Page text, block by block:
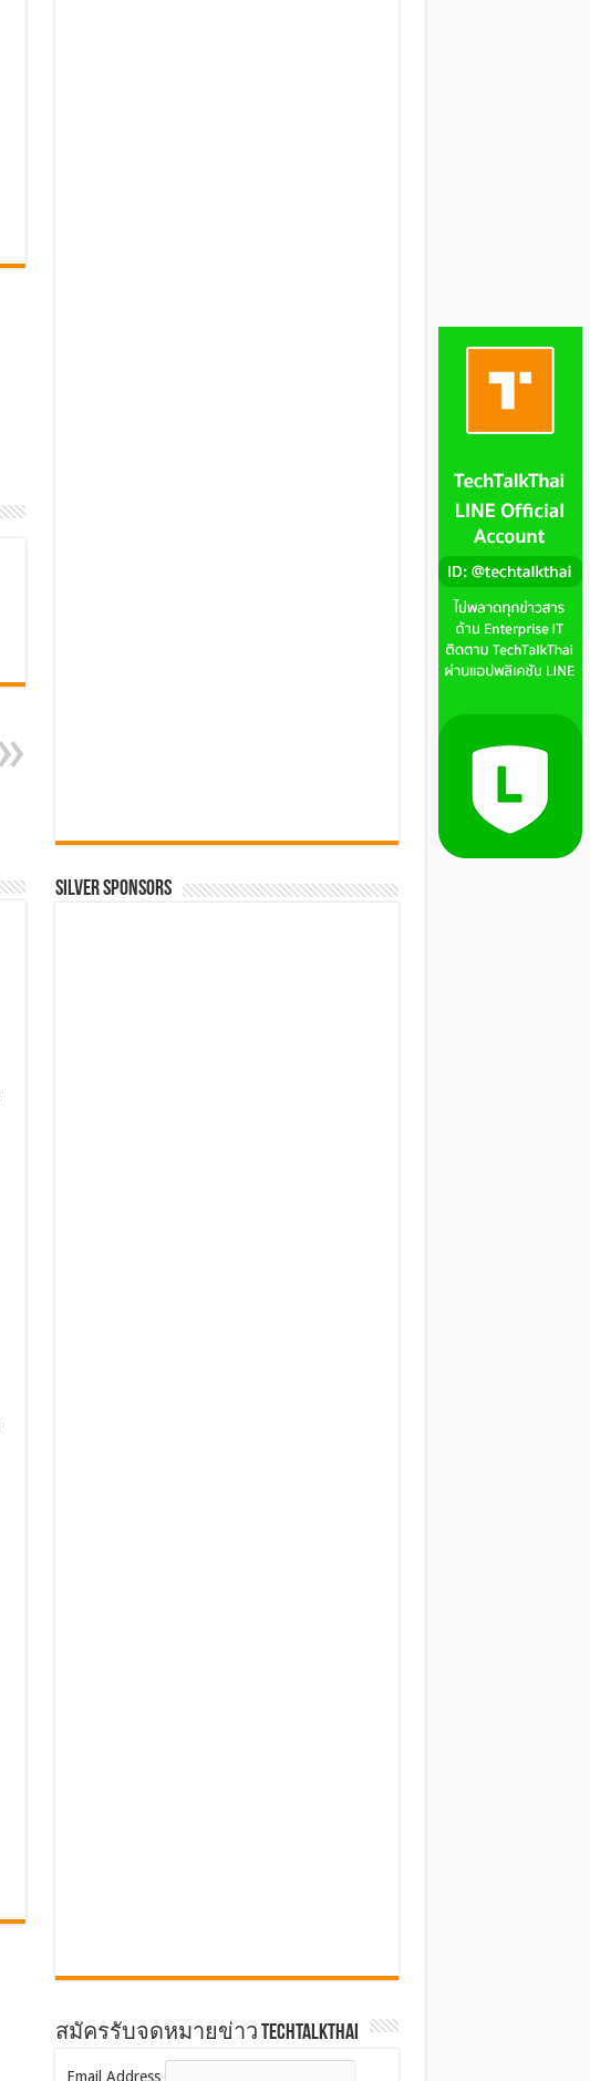
SILVER SPONSORS
สมัครรับจดหมายข่าว TechTalkThai
Email Address